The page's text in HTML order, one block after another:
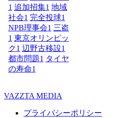
1 追加招集1 地域
社会1 完全投球1
NPB理事会1 三盗
1 東京オリンピッ
ク1 辺野古移設1
都市問題1 タイヤ
の寿命1
VAZZTA MEDIA
プライバシーポリシー